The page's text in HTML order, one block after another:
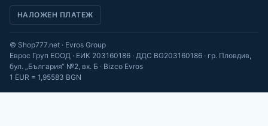
НАЛОЖЕН ПЛАТЕЖ
© Shop777.net · Evros Group
Еврос Груп ЕООД · ЕИК 203160186 · ДДС BG203160186 · гр. Пловдив,
бул. „България“ №2, вх. Б · Bizco Evros
1 EUR = 1,95583 BGN